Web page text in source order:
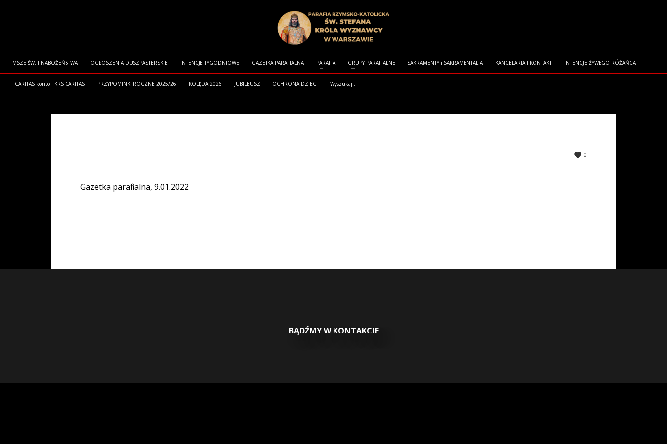
MSZE ŚW. I NABOŻEŃSTWA OGŁOSZENIA DUSZPASTERSKIE INTENCJE TYGODNIOWE GAZETKA PARAFIALNA PARAFIA GRUPY PARAFIALNE SAKRAMENTY i SAKRAMENTALIA KANCELARIA I KONTAKT INTENCJE ŻYWEGO RÓŻAŃCA
CARITAS konto i KRS CARITAS PRZYPOMINKI ROCZNE 2025/26 KOLĘDA 2026 JUBILEUSZ OCHRONA DZIECI Wyszukaj...
0
Gazetka parafialna, 9.01.2022
BĄDŹMY W KONTAKCIE